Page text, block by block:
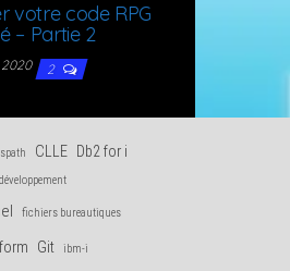
votre code RPG
– Par­tie 2
2020 2
CLLE Db2 for i
développement
fichiers bureautiques
Git ibm-i